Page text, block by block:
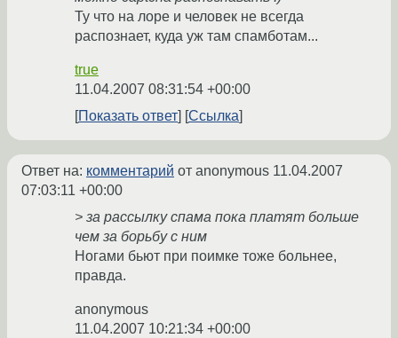
Ту что на лоре и человек не всегда
распознает, куда уж там спамботам...
true
11.04.2007 08:31:54 +00:00
Показать ответ
Ссылка
Ответ на: комментарий от anonymous 11.04.2007
07:03:11 +00:00
> за рассылку спама пока платят больше
чем за борьбу с ним
Ногами бьют при поимке тоже больнее,
правда.
anonymous
11.04.2007 10:21:34 +00:00